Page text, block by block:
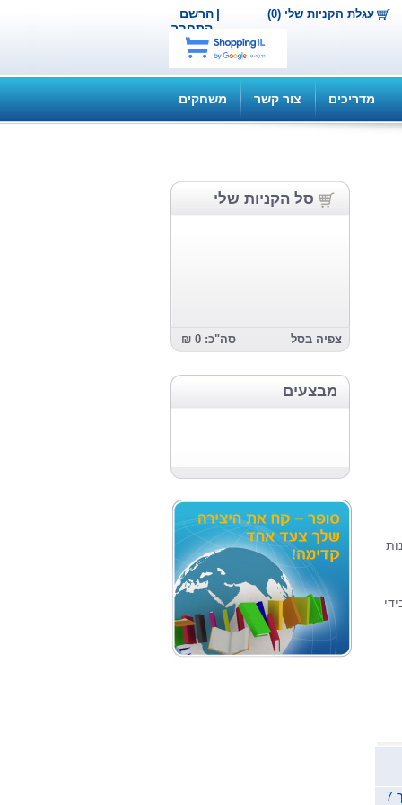
הרשם |
התחבר
עגלת הקניות שלי (0)
מדריכים צור קשר משחקים
סל הקניות שלי
צפיה בסל סה"כ: 0 ₪
מבצעים
משלוח לכל הארץ תוך 7